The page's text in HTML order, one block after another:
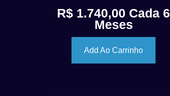
R$ 1.740,00 Cada 6
Meses
Add Ao Carrinho